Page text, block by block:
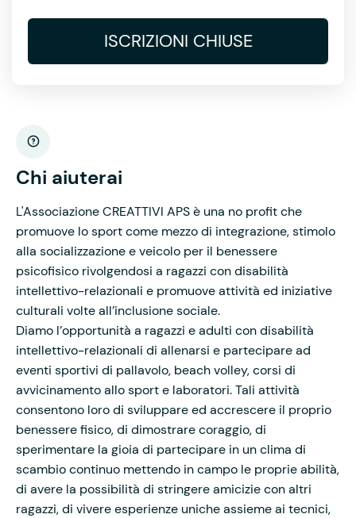
ISCRIZIONI CHIUSE
Chi aiuterai
L'Associazione CREATTIVI APS è una no profit che
promuove lo sport come mezzo di integrazione, stimolo
alla socializzazione e veicolo per il benessere
psicofisico rivolgendosi a ragazzi con disabilità
intellettivo-relazionali e promuove attività ed iniziative
culturali volte all’inclusione sociale.
Diamo l’opportunità a ragazzi e adulti con disabilità
intellettivo-relazionali di allenarsi e partecipare ad
eventi sportivi di pallavolo, beach volley, corsi di
avvicinamento allo sport e laboratori. Tali attività
consentono loro di sviluppare ed accrescere il proprio
benessere fisico, di dimostrare coraggio, di
sperimentare la gioia di partecipare in un clima di
scambio continuo mettendo in campo le proprie abilità,
di avere la possibilità di stringere amicizie con altri
ragazzi, di vivere esperienze uniche assieme ai tecnici,